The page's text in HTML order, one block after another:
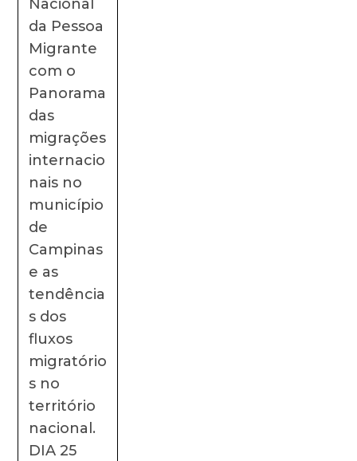
Nacional
da Pessoa
Migrante
com o
Panorama
das
migrações
internacio
nais no
município
de
Campinas
e as
tendência
s dos
fluxos
migratório
s no
território
nacional.
DIA 25